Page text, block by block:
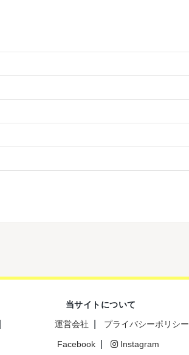
当サイトについて
運営会社
プライバシーポリシー
Facebook Instagram